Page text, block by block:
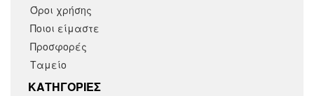
Όροι χρήσης
Ποιοι είμαστε
Προσφορές
Ταμείο
KΑΤΗΓΟΡΙΕΣ